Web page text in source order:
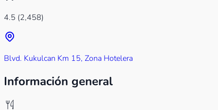
4.5 (2,458)
Blvd. Kukulcan Km 15, Zona Hotelera
Información general